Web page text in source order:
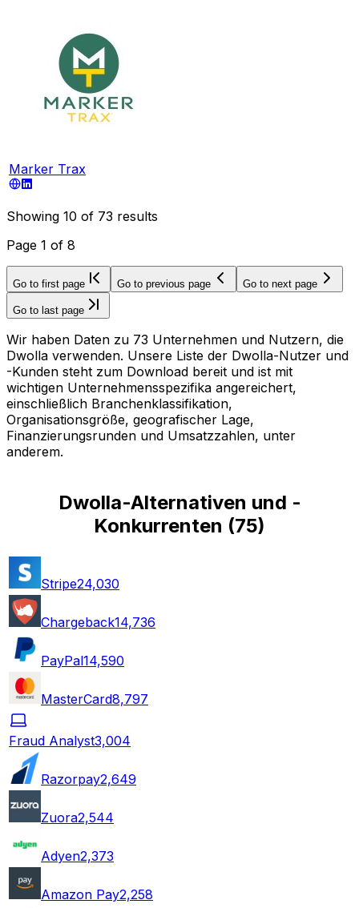
Marker Trax
Showing 10 of 73 results
Page 1 of 8
Go to first page Go to previous page Go to next page
Go to last page
Wir haben Daten zu 73 Unternehmen und Nutzern, die
Dwolla verwenden. Unsere Liste der Dwolla-Nutzer und
-Kunden steht zum Download bereit und ist mit
wichtigen Unternehmensspezifika angereichert,
einschließlich Branchenklassifikation,
Organisationsgröße, geografischer Lage,
Finanzierungsrunden und Umsatzzahlen, unter
anderem.
Dwolla-Alternativen und -
Konkurrenten (75)
Stripe24,030
Chargeback14,736
PayPal14,590
MasterCard8,797
Fraud Analyst3,004
Razorpay2,649
Zuora2,544
Adyen2,373
Amazon Pay2,258